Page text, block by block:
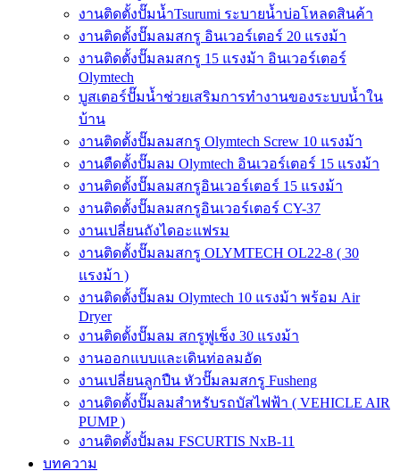
งานติดตั้งปั๊มน้ำTsurumi ระบายน้ำบ่อโหลดสินค้า
งานติดตั้งปั๊มลมสกรู อินเวอร์เตอร์ 20 แรงม้า
งานติดตั้งปั๊มลมสกรู 15 แรงม้า อินเวอร์เตอร์
Olymtech
บูสเตอร์ปั๊มน้ำช่วยเสริมการทำงานของระบบน้ำใน
บ้าน
งานติดตั้งปั๊มลมสกรู Olymtech Screw 10 แรงม้า
งานตืดตั้งปั๊มลม Olymtech อินเวอร์เตอร์ 15 แรงม้า
งานติดตั้งปั๊มลมสกรูอินเวอร์เตอร์ 15 แรงม้า
งานติดตั้งปั๊มลมสกรูอินเวอร์เตอร์ CY-37
งานเปลี่ยนถังไดอะแฟรม
งานติดตั้งปั๊มลมสกรู OLYMTECH OL22-8 ( 30
แรงม้า )
งานติดตั้งปั๊มลม Olymtech 10 แรงม้า พร้อม Air
Dryer
งานติดตั้งปั๊มลม สกรูฟูเช็ง 30 แรงม้า
งานออกแบบและเดินท่อลมอัด
งานเปลี่ยนลูกปืน หัวปั๊มลมสกรู Fusheng
งานติดตั้งปั๊มลมสำหรับรถบัสไฟฟ้า ( VEHICLE AIR
PUMP )
งานติดตั้งปั้มลม FSCURTIS NxB-11
บทความ